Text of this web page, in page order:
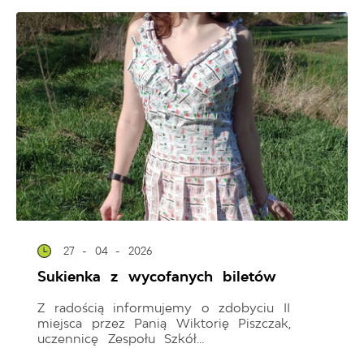
27 - 04 - 2026
Sukienka z wycofanych biletów
Z radością informujemy o zdobyciu II
miejsca przez Panią Wiktorię Piszczak,
uczennicę Zespołu Szkół...